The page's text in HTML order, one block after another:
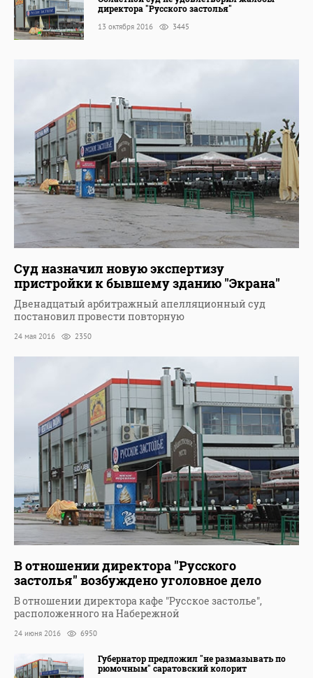
директора "Русского застолья"
13 октября 2016 3445
Суд назначил новую экспертизу
пристройки к бывшему зданию "Экрана"
Двенадцатый арбитражный апелляционный суд
постановил провести повторную
24 мая 2016 2350
В отношении директора "Русского
застолья" возбуждено уголовное дело
В отношении директора кафе "Русское застолье",
расположенного на Набережной
24 июня 2016 6950
Губернатор предложил "не размазывать по
рюмочным" саратовский колорит